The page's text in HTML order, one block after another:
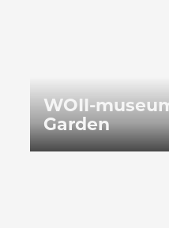
WOII-
Garden